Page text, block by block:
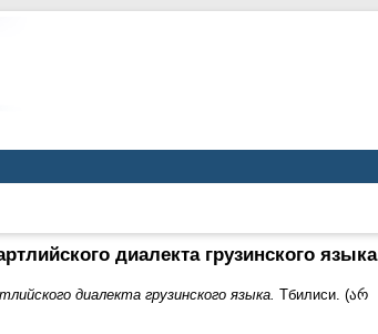
диалекта грузинского языка
диалекта грузинского языка. Тбилиси. (არ